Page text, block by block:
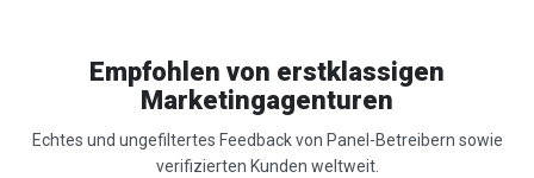
Empfohlen von erstklassigen
Marketingagenturen
Echtes und ungefiltertes Feedback von Panel-Betreibern sowie
verifizierten Kunden weltweit.